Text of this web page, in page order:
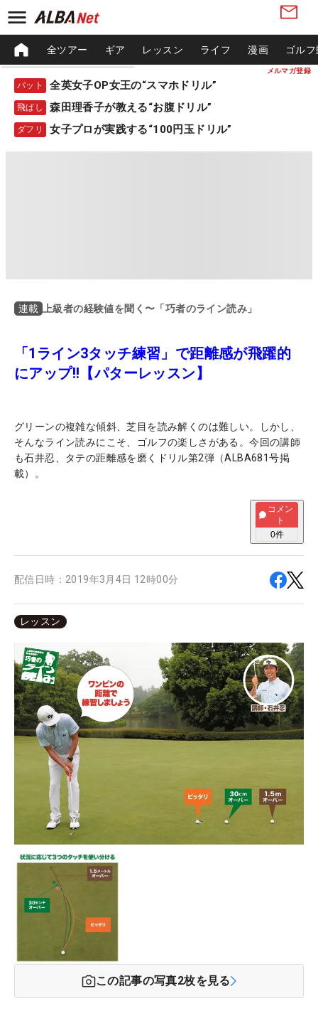
メルマガ登録
全ツアー ギア レッスン ライフ 漫画 ゴル
パット 全英女子OP女王の“スマホドリル”
飛ばし 森田理香子が教える“お腹ドリル”
ダフリ 女子プロが実践する“100円玉ドリル”
連載 上級者の経験値を聞く〜「巧者のライン読み」
「1ライン3タッチ練習」で距離感が飛躍的
にアップ!!【パターレッスン】
グリーンの複雑な傾斜、芝目を読み解くのは難しい。しかし、
そんなライン読みにこそ、ゴルフの楽しさがある。今回の講師
も石井忍、タテの距離感を磨くドリル第2弾（ALBA681号掲
載）。
コメン
ト
0件
配信日時： 2019年3月4日 12時00分
レッスン
この記事の写真2枚を見る